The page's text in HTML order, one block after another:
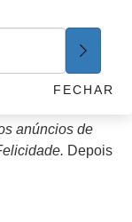
de senso comum
contidas
as ferramentas
anúncios de
Depois
FECHAR